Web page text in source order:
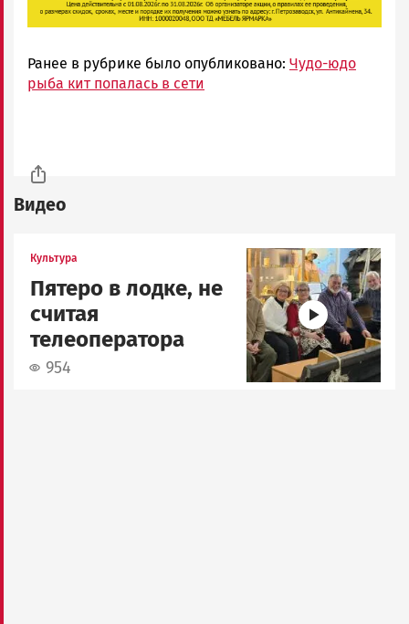
Ранее в рубрике было опубликовано: Чудо-юдо
рыба кит попалась в сети
Видео
Культура
Пятеро в лодке, не
считая
телеоператора
954
Image